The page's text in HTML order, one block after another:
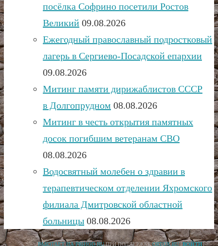
посёлка Софрино посетили Ростов
Великий 09.08.2026
Ежегодный православный подростковый
лагерь в Сергиево-Посадской епархии
09.08.2026
Митинг памяти дирижаблистов СССР
в Долгопрудном 08.08.2026
Митинг в честь открытия памятных
досок погибшим ветеранам СВО
08.08.2026
Водосвятный молебен о здравии в
терапевтическом отделении Яхромского
филиала Дмитровской областной
больницы 08.08.2026
РАБОТАЕТ НА PRIHOD.RUПРИ ПОДДЕРЖКЕORTOX.RU[ВОЙТИ]